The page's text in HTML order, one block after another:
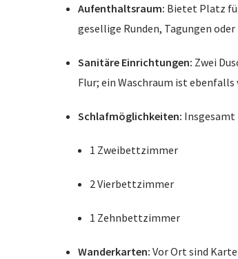
Aufenthaltsraum: Bietet Platz
gesellige Runden, Tagungen
Sanitäre Einrichtungen: Zwei
Flur; ein Waschraum ist ebenfalls
Schlafmöglichkeiten:
1 Zweibettzimmer
2 Vierbettzimmer
1 Zehnbettzimmer
Wanderkarten: Vor Ort sind